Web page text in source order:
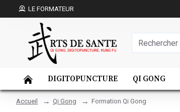
LE FORMATEUR
DIGITOPUNCTURE QI GONG
Accueil Qi Gong Formation Qi Gong